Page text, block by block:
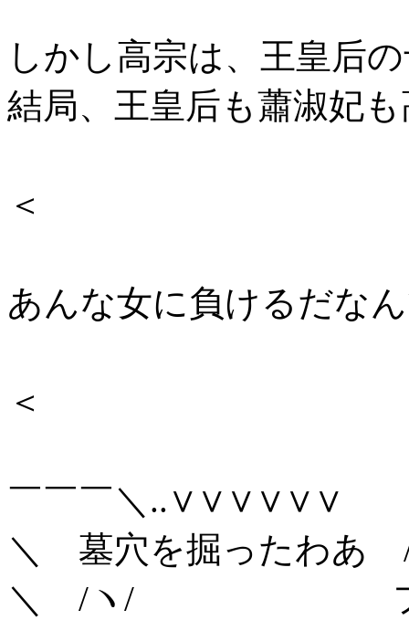
しかし高宗は、王皇后
結局、王皇后も蕭淑妃
＜
あんな女に負けるだな
＜
￣￣￣＼..∨∨∨∨∨∨
＼ 墓穴を掘った
＼ /ヽ/